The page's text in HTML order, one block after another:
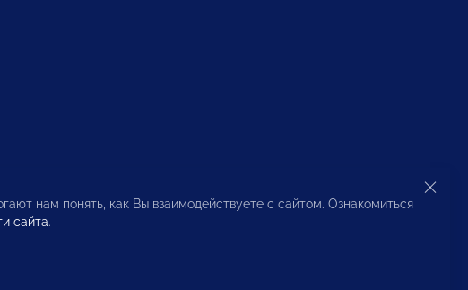
нам понять, как Вы взаимодействуете с сайтом. Ознакомиться
сайта.